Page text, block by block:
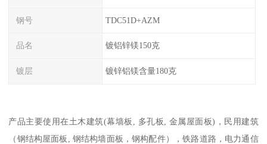
钢号 TDC51D+AZM
品名 镀铝锌镁150克
镀层 镀锌铝镁含量180克
产品主要使用在土木建筑(幕墙板, 多孔板, 金属屋面板)，民用建筑
（钢结构屋面板, 钢结构墙面板，钢构配件），铁路道路，电力通信